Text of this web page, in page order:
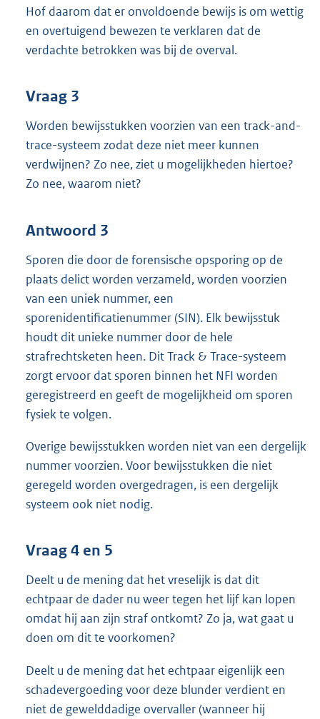
Hof daarom dat er onvoldoende bewijs is om wettig
en overtuigend bewezen te verklaren dat de
verdachte betrokken was bij de overval.
Vraag 3
Worden bewijsstukken voorzien van een track-and-
trace-systeem zodat deze niet meer kunnen
verdwijnen? Zo nee, ziet u mogelijkheden hiertoe?
Zo nee, waarom niet?
Antwoord 3
Sporen die door de forensische opsporing op de
plaats delict worden verzameld, worden voorzien
van een uniek nummer, een
sporenidentificatienummer (SIN). Elk bewijsstuk
houdt dit unieke nummer door de hele
strafrechtsketen heen. Dit Track & Trace-systeem
zorgt ervoor dat sporen binnen het NFI worden
geregistreerd en geeft de mogelijkheid om sporen
fysiek te volgen.
Overige bewijsstukken worden niet van een dergelijk
nummer voorzien. Voor bewijsstukken die niet
geregeld worden overgedragen, is een dergelijk
systeem ook niet nodig.
Vraag 4 en 5
Deelt u de mening dat het vreselijk is dat dit
echtpaar de dader nu weer tegen het lijf kan lopen
omdat hij aan zijn straf ontkomt? Zo ja, wat gaat u
doen om dit te voorkomen?
Deelt u de mening dat het echtpaar eigenlijk een
schadevergoeding voor deze blunder verdient en
niet de gewelddadige overvaller (wanneer hij